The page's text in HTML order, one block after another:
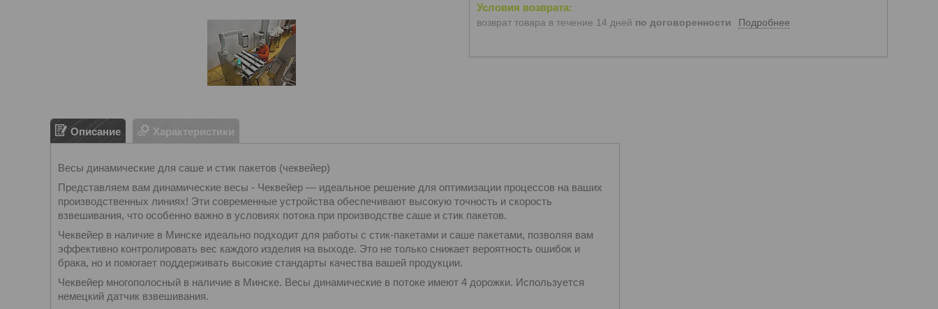
возврат товара в течение 14 дней по договоренности Подробнее
Описание Характеристики
Весы динамические для саше и стик пакетов (чеквейер)
Представляем вам динамические весы - Чеквейер — идеальное решение для оптимизации процессов на ваших
производственных линиях! Эти современные устройства обеспечивают высокую точность и скорость
взвешивания, что особенно важно в условиях потока при производстве саше и стик пакетов.
Чеквейер в наличие в Минске идеально подходит для работы с стик-пакетами и саше пакетами, позволяя вам
эффективно контролировать вес каждого изделия на выходе. Это не только снижает вероятность ошибок и
брака, но и помогает поддерживать высокие стандарты качества вашей продукции.
Чеквейер многополосный в наличие в Минске. Весы динамические в потоке имеют 4 дорожки. Используется
немецкий датчик взвешивания.